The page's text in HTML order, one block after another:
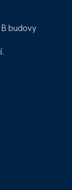
budovy